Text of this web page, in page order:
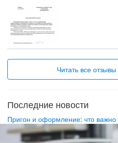
в итоге предоставляется на
работы. Буду продолжать
Хочется пожелать еще больше
ярких проектов и конечно
высококвалифицированных
Качество, креативность,
Читать все
Последние новости
Пригон и оформление: что важно